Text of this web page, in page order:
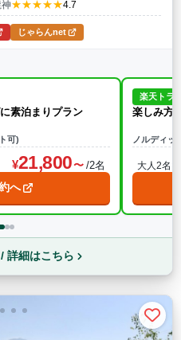
★★★★★4.7
じゃらんnet
素泊まりプラン
可)
21,800 /2名
へ
楽天トラ
楽しみ方
ノルディッ
大人2名
詳細はこちら